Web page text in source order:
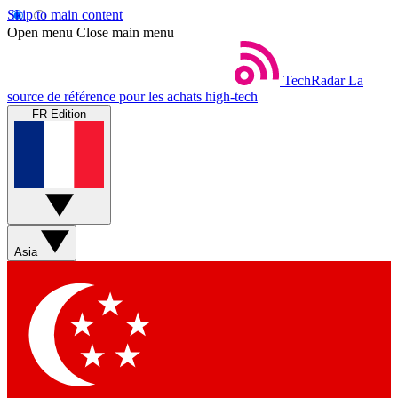
Skip to main content
Open menu Close main menu
TechRadar La
source de référence pour les achats high-tech
FR Edition
Asia